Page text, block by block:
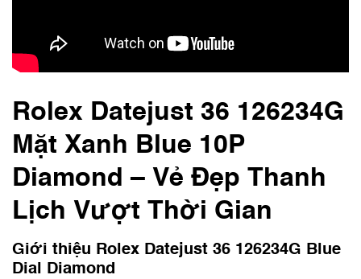
Rolex Datejust 36 126234G
Mặt Xanh Blue 10P
Diamond – Vẻ Đẹp Thanh
Lịch Vượt Thời Gian
Giới thiệu Rolex Datejust 36 126234G Blue
Dial Diamond